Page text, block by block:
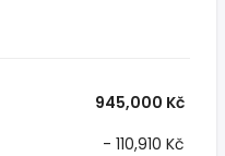
945,000 Kč
- 110,910 Kč